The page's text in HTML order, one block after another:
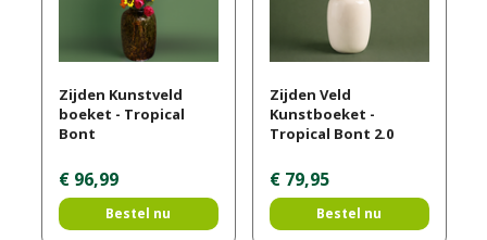
Zijden Kunstveld
boeket - Tropical
Bont
€ 96,99
Bestel nu
Zijden Veld
Kunstboeket -
Tropical Bont 2.0
€ 79,95
Bestel nu